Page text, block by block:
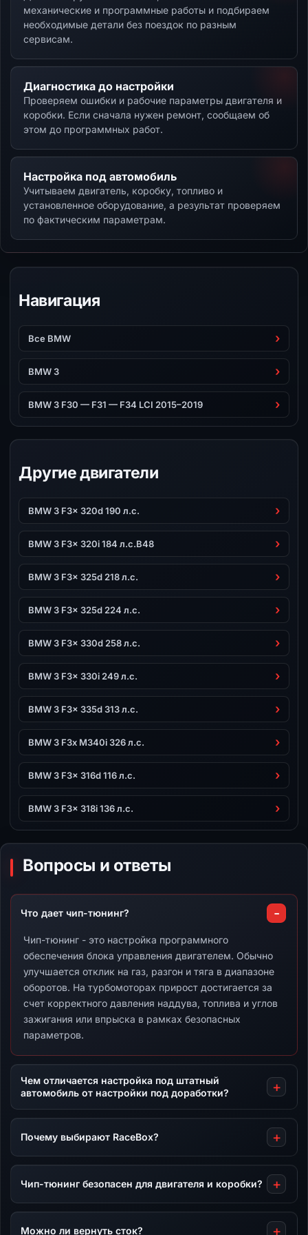
механические и программные работы и подбираем
необходимые детали без поездок по разным
сервисам.
Диагностика до настройки
Проверяем ошибки и рабочие параметры двигателя и
коробки. Если сначала нужен ремонт, сообщаем об
этом до программных работ.
Настройка под автомобиль
Учитываем двигатель, коробку, топливо и
установленное оборудование, а результат проверяем
по фактическим параметрам.
Навигация
Все BMW
BMW 3
BMW 3 F30 — F31 — F34 LCI 2015–2019
Другие двигатели
BMW 3 F3x 320d 190 л.с.
BMW 3 F3x 320i 184 л.с.B48
BMW 3 F3x 325d 218 л.с.
BMW 3 F3x 325d 224 л.с.
BMW 3 F3x 330d 258 л.с.
BMW 3 F3x 330i 249 л.с.
BMW 3 F3x 335d 313 л.с.
BMW 3 F3x M340i 326 л.с.
BMW 3 F3x 316d 116 л.с.
BMW 3 F3x 318i 136 л.с.
Вопросы и ответы
Что дает чип-тюнинг?
Чип-тюнинг - это настройка программного
обеспечения блока управления двигателем. Обычно
улучшается отклик на газ, разгон и тяга в диапазоне
оборотов. На турбомоторах прирост достигается за
счет корректного давления наддува, топлива и углов
зажигания или впрыска в рамках безопасных
параметров.
Чем отличается настройка под штатный
автомобиль от настройки под доработки?
Почему выбирают RaceBox?
Чип-тюнинг безопасен для двигателя и коробки?
Можно ли вернуть сток?